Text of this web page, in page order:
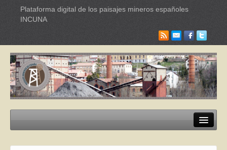
Plataforma digital de los paisajes mineros españoles
INCUNA